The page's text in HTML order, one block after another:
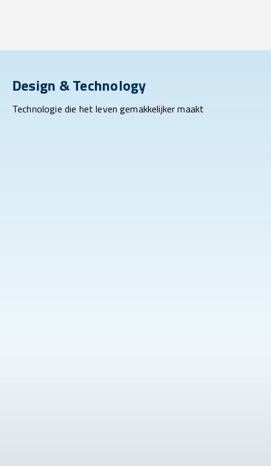
Design & Technology
Technologie die het leven gemakkelijker maakt